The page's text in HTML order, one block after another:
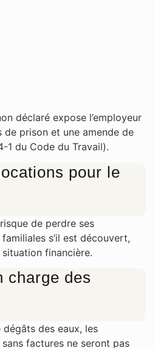
déclaré expose l’employeur
de prison et une amende de
du Code du Travail).
pour le
de perdre ses
s’il est découvert,
financière.
charge des
dégâts des eaux, les
factures ne seront pas